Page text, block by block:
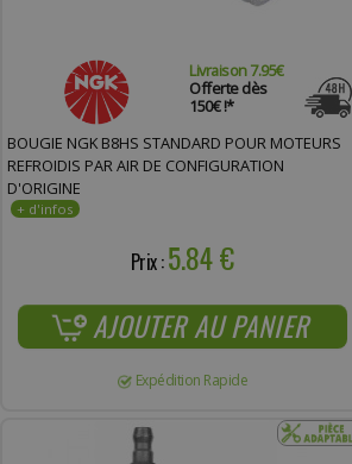
Livraison 7.95€
Offerte dès
150€ !*
BOUGIE NGK B8HS STANDARD POUR MOTEURS
REFROIDIS PAR AIR DE CONFIGURATION
D'ORIGINE
Prix :5.84 €
AJOUTER AU PANIER
Expédition Rapide